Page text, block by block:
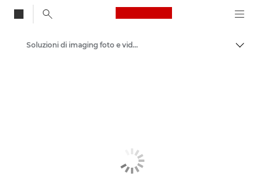
Canon Logo, back
Soluzioni di imaging foto e video